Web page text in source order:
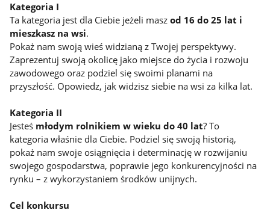
Kategoria I
Ta kategoria jest dla Ciebie jeżeli maszod 16 do 25 lat i
mieszkasz na wsi.
Pokaż nam swoją wieś widzianą z Twojej perspektywy.
Zaprezentuj swoją okolicę jako miejsce do życia i rozwoju
zawodowego oraz podziel się swoimi planami na
przyszłość. Opowiedz, jak widzisz siebie na wsi za kilka lat.
Kategoria II
Jesteś młodym rolnikiem w wieku do 40 lat? To
kategoria właśnie dla Ciebie. Podziel się swoją historią,
pokaż nam swoje osiągnięcia i determinację w rozwijaniu
swojego gospodarstwa, poprawie jego konkurencyjności na
rynku – z wykorzystaniem środków unijnych.
Cel konkursu